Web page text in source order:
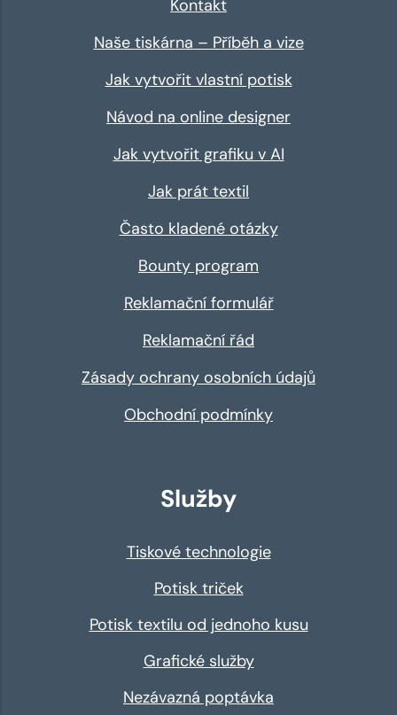
Kontakt
Naše tiskárna – Příběh a vize
Jak vytvořit vlastní potisk
Návod na online designer
Jak vytvořit grafiku v AI
Jak prát textil
Často kladené otázky
Bounty program
Reklamační formulář
Reklamační řád
Zásady ochrany osobních údajů
Obchodní podmínky
Služby
Tiskové technologie
Potisk triček
Potisk textilu od jednoho kusu
Grafické služby
Nezávazná poptávka